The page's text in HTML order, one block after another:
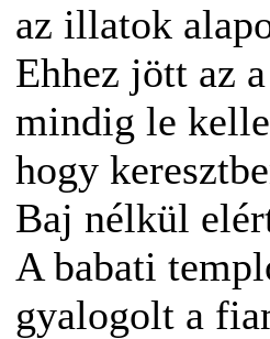
az illatok
Ehhez jött az
mindig le
hogy
Baj nélkül
A babati
gyalogolt a